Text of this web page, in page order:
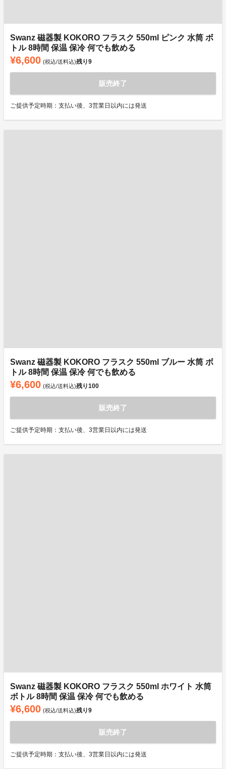
Swanz 磁器製 KOKORO フラスク 550ml ピンク 水筒 ボ
トル 8時間 保温 保冷 何でも飲める
¥6,600 (税込/送料込)残り9
販売終了
ご提供予定時期：支払い後、3営業日以内には発送
Swanz 磁器製 KOKORO フラスク 550ml ブルー 水筒 ボ
トル 8時間 保温 保冷 何でも飲める
¥6,600 (税込/送料込)残り100
販売終了
ご提供予定時期：支払い後、3営業日以内には発送
Swanz 磁器製 KOKORO フラスク 550ml ホワイト 水筒
ボトル 8時間 保温 保冷 何でも飲める
¥6,600 (税込/送料込)残り9
販売終了
ご提供予定時期：支払い後、3営業日以内には発送